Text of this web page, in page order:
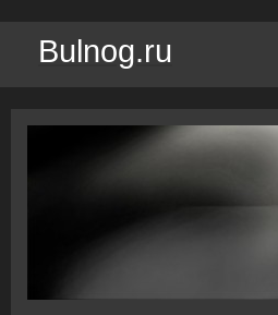
Bulnog.ru